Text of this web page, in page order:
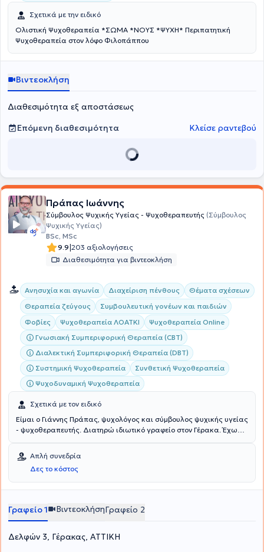
ξανακάνει τον κύκλο και είναι έτοιμοι να τον διανύσουν με άλλον
τρόπο.
Σχετικά με την ειδικό
Ολιστική Ψυχοθεραπεία *ΣΩΜΑ *ΝΟΥΣ *ΨΥΧΗ* Περιπατητική
Ψυχοθεραπεία στον λόφο Φιλοπάππου
Βιντεοκλήση
Διαθεσιμότητα εξ αποστάσεως
Επόμενη διαθεσιμότητα
Κλείσε ραντεβού
Πράπας Ιωάννης
Σύμβουλος Ψυχικής Υγείας - Ψυχοθεραπευτής (Σύμβουλος
Ψυχικής Υγείας)
BSc, MSc
9.9|203 αξιολογήσεις
Διαθεσιμότητα για βιντεοκλήση
Ανησυχία και αγωνία Διαχείριση πένθους
Θέματα σχέσεων
Θεραπεία ζεύγους
Συμβουλευτική γονέων και παιδιών
Φοβίες
Ψυχοθεραπεία ΛΟΑΤΚΙ
Ψυχοθεραπεία Online
Γνωσιακή Συμπεριφορική Θεραπεία (CBT)
Διαλεκτική Συμπεριφορική Θεραπεία (DBT)
Συστημική Ψυχοθεραπεία
Συνθετική Ψυχοθεραπεία
Ψυχοδυναμική Ψυχοθεραπεία
Σχετικά με τον ειδικό
Είμαι ο Γιάννης Πράπας, ψυχολόγος και σύμβουλος ψυχικής υγείας
- ψυχοθεραπευτής. Διατηρώ ιδιωτικό γραφείο στον Γέρακα. Έχω
University) Ψυχολογία, στην Ελλάδα (Ε.Κ.Π.Α. και Ε.Α.Π. Ανοικτό
Πανεπιστήμιο) και στο εξωτερικό (Scotland, Edinburgh) Γνωσιακή
και Συμπεριφοριστική Ψυχοθεραπεία, Ψυχογλωσσολογία και
Συμβουλευτική, Εκπαίδευση Ενηλίκων και Συμβουλευτική στον
Συνθετική-Απαρτιωτική Ψυχοθεραπεία, στη Συμβουλευτική και τη
Θετική Ψυχοθεραπεία. Επίσης, συνεργάζομαι σε επίπεδο
ιδιωτικούς φορείς. Στο γραφείο μου αναλαμβάνω περιστατικά που
Απλή συνεδρία
Δες το κόστος
Γραφείο 1 ΒιντεοκλήσηΓραφείο 2
Δελφών 3, Γέρακας, ΑΤΤΙΚΗ